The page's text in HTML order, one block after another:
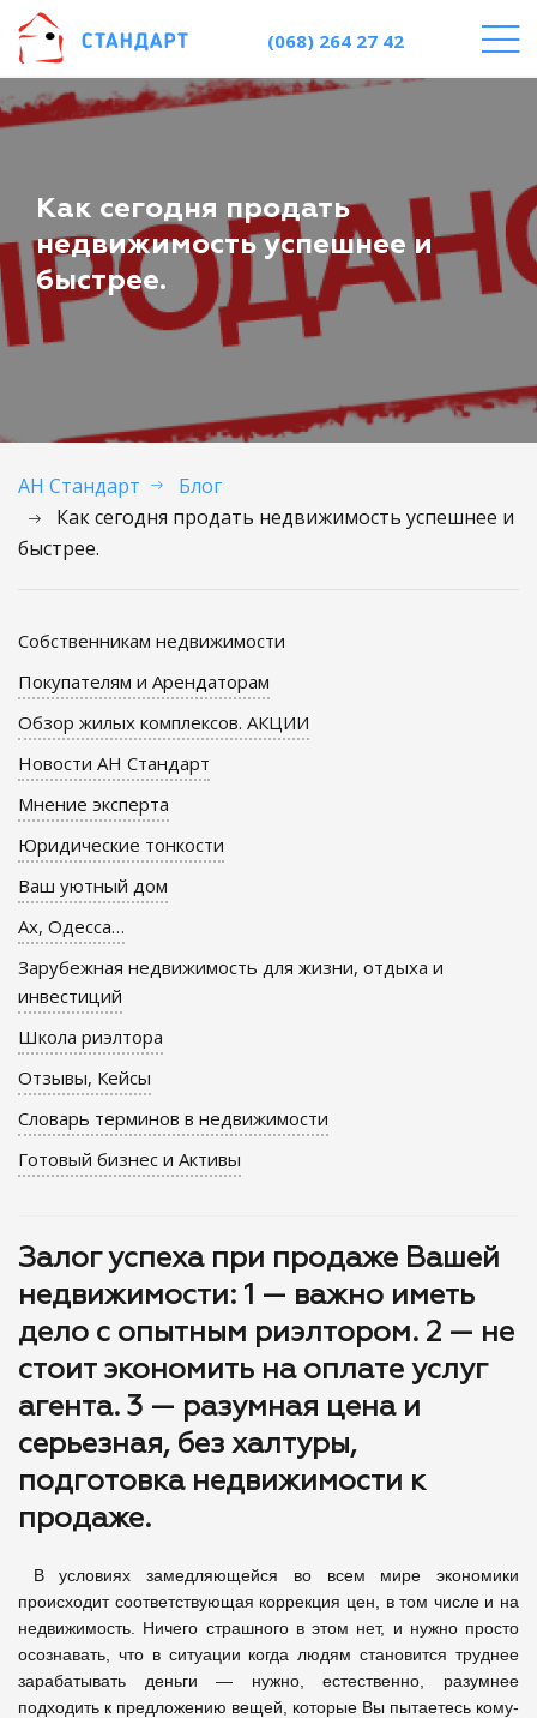
(068) 264 27 42
Как сегодня продать
недвижимость успешнее и
быстрее.
АН Стандарт
Блог
Как сегодня продать недвижимость успешнее и
быстрее.
Собственникам недвижимости
Покупателям и Арендаторам
Обзор жилых комплексов. АКЦИИ
Новости АН Стандарт
Мнение эксперта
Юридические тонкости
Ваш уютный дом
Ах, Одесса…
Зарубежная недвижимость для жизни, отдыха и
инвестиций
Школа риэлтора
Отзывы, Кейсы
Словарь терминов в недвижимости
Готовый бизнес и Активы
Залог успеха при продаже Вашей
недвижимости: 1 — важно иметь
дело с опытным риэлтором. 2 — не
стоит экономить на оплате услуг
агента. 3 — разумная цена и
серьезная, без халтуры,
подготовка недвижимости к
продаже.
В условиях замедляющейся во всем мире экономики
происходит соответствующая коррекция цен, в том числе и на
недвижимость. Ничего страшного в этом нет, и нужно просто
осознавать, что в ситуации когда людям становится труднее
зарабатывать деньги — нужно, естественно, разумнее
подходить к предложению вещей, которые Вы пытаетесь кому-